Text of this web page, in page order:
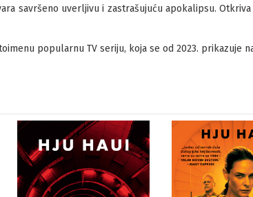
savršeno uverljivu i zastrašujuću apokalipsu.
popularnu TV seriju, koja se od 2023. prikazuje